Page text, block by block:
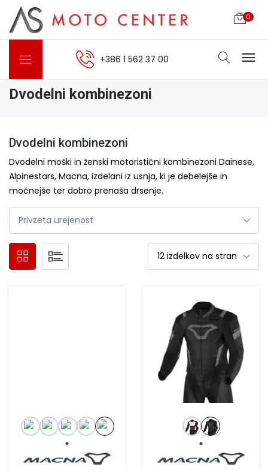
0
+386 1 562 37 00
Dvodelni kombinezoni
Dvodelni kombinezoni
Dvodelni moški in ženski motoristični kombinezoni Dainese,
Alpinestars, Macna, izdelani iz usnja, ki je debelejše in
močnejše ter dobro prenaša drsenje.